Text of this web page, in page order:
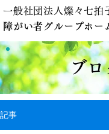
一般社団法人燦々七拍
障がい者グループホー
ブロ
記事